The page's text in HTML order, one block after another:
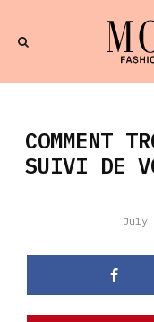
COMMENT
SUIVI DE
July